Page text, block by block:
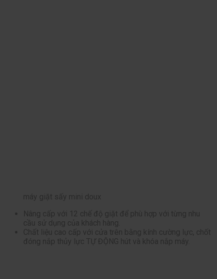
máy giặt sấy mini doux
Nâng cấp với 12 chế độ giặt để phù hợp với từng nhu
cầu sử dụng của khách hàng.
Chất liệu cao cấp với cửa trên bằng kính cường lực, chốt
đóng nắp thủy lực TỰ ĐỘNG hút và khóa nắp máy.